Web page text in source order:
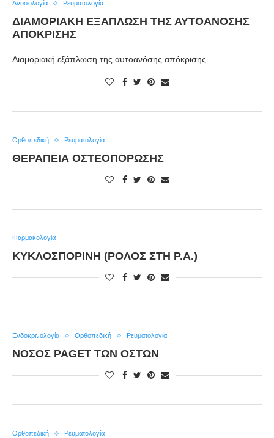
Ανοσολογία Ρευματολογία
ΔΙΑΜΟΡΙΑΚΉ ΕΞΆΠΛΩΣΗ ΤΗΣ ΑΥΤΟΑΝΌΣΗΣ
ΑΠΌΚΡΙΣΗΣ
Διαμοριακή εξάπλωση της αυτοανόσης απόκρισης
Ορθοπεδική Ρευματολογία
ΘΕΡΑΠΕΊΑ ΟΣΤΕΟΠΌΡΩΣΗΣ
Φαρμακολογία
ΚΥΚΛΟΣΠΟΡΊΝΗ (ΡΌΛΟΣ ΣΤΗ Ρ.Α.)
Ενδοκρινολογία Ορθοπεδική Ρευματολογία
ΝΌΣΟΣ PAGET ΤΩΝ ΟΣΤΏΝ
Ορθοπεδική Ρευματολογία